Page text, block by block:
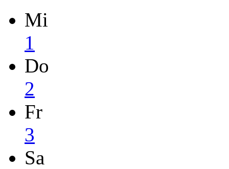
Mi
1
Do
2
Fr
3
Sa